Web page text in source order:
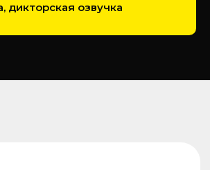
дикторская озвучка